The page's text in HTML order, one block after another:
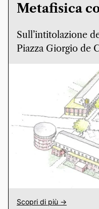
Metafisica
Sull’intitolazione
Piazza Giorgio de
Scopri di più ->